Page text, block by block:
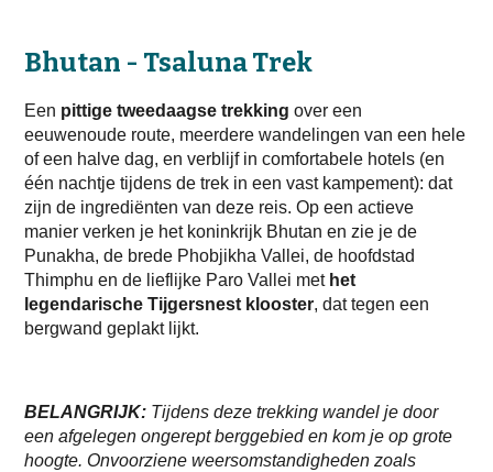
Bhutan - Tsaluna Trek
Een pittige tweedaagse trekkingover een
eeuwenoude route, meerdere wandelingen van een hele
of een halve dag, en verblijf in comfortabele hotels (en
één nachtje tijdens de trek in een vast kampement): dat
zijn de ingrediënten van deze reis. Op een actieve
manier verken je het koninkrijk Bhutan en zie je de
Punakha, de brede Phobjikha Vallei, de hoofdstad
Thimphu en de lieflijke Paro Vallei met het
legendarische Tijgersnest klooster, dat tegen een
bergwand geplakt lijkt.
BELANGRIJK: Tijdens deze trekking wandel je door
een afgelegen ongerept berggebied en kom je op grote
hoogte. Onvoorziene weersomstandigheden zoals